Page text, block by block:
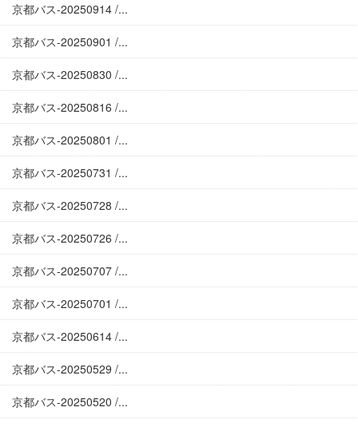
京都バス-20250914 /...
京都バス-20250901 /...
京都バス-20250830 /...
京都バス-20250816 /...
京都バス-20250801 /...
京都バス-20250731 /...
京都バス-20250728 /...
京都バス-20250726 /...
京都バス-20250707 /...
京都バス-20250701 /...
京都バス-20250614 /...
京都バス-20250529 /...
京都バス-20250520 /...